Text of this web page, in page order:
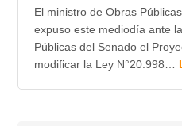
El ministro de Obras
expuso este mediodía ante
Públicas del Senado el
modificar la Ley N°20.998…